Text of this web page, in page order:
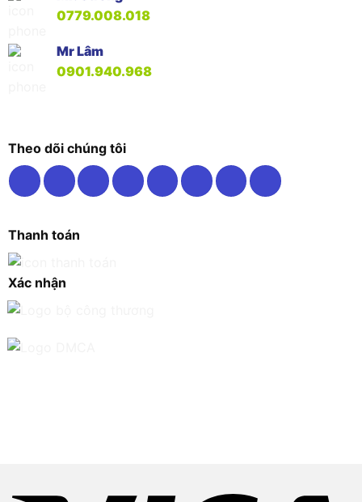
0779.008.018
Mr Lâm
0901.940.968
Theo dõi chúng tôi
Thanh toán
Xác nhận